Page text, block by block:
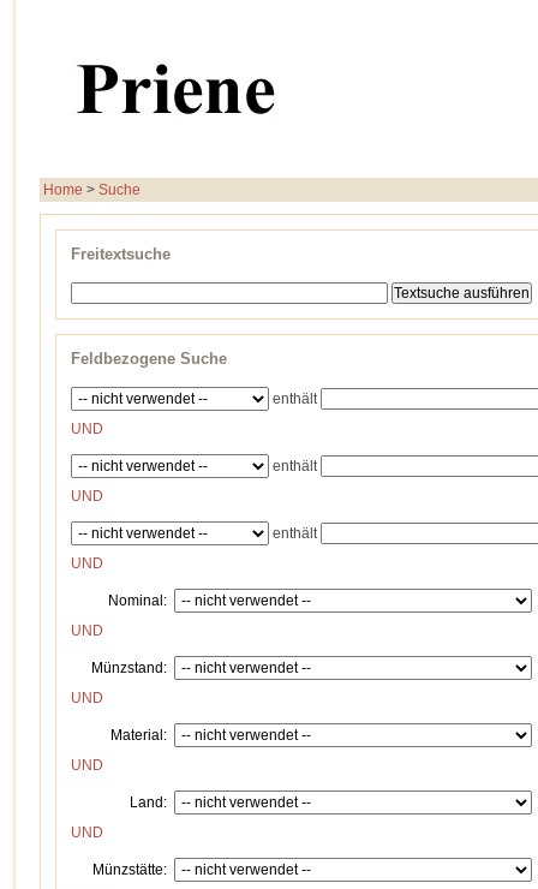
Home > Suche
Freitextsuche
Feldbezogene Suche
enthält
UND
enthält
UND
enthält
UND
Nominal:
UND
Münzstand:
UND
Material:
UND
Land:
UND
Münzstätte: